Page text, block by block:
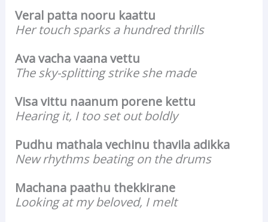
Veral patta nooru kaattu
Her touch sparks a hundred thrills
Ava vacha vaana vettu
The sky-splitting strike she made
Visa vittu naanum porene kettu
Hearing it, I too set out boldly
Pudhu mathala vechinu thavila adikka
New rhythms beating on the drums
Machana paathu thekkirane
Looking at my beloved, I melt